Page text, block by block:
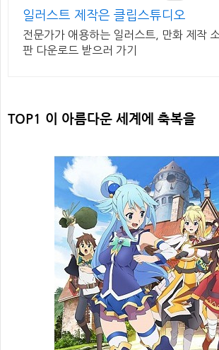
일러스트 제작은 클립스튜디오
전문가가 애용하는 일러스트, 만화 제작
판 다운로드 받으러 가기
TOP1 이 아름다운 세계에 축복을